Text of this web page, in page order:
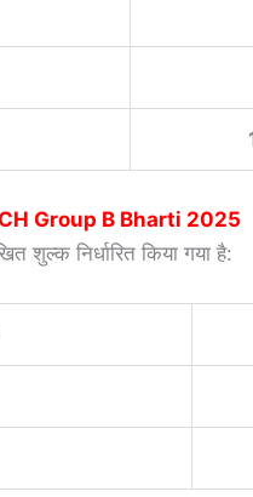
Group B Bharti 2025
शुल्क निर्धारित किया गया है: